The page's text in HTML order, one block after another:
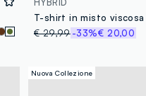
€ 29,99-33%€ 20,00
Nuova Collezione